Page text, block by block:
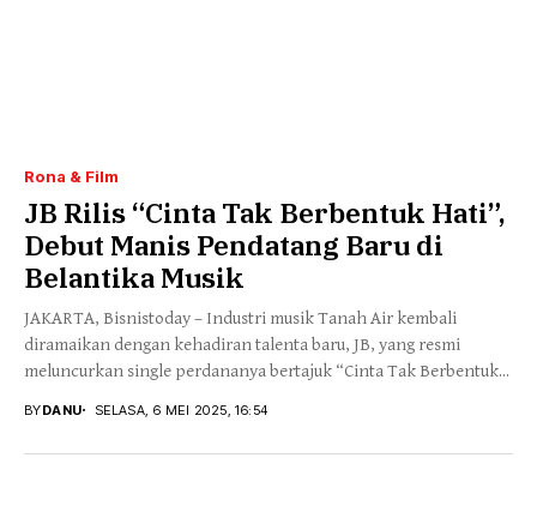
Rona & Film
JB Rilis “Cinta Tak Berbentuk Hati”,
Debut Manis Pendatang Baru di
Belantika Musik
JAKARTA, Bisnistoday – Industri musik Tanah Air kembali
diramaikan dengan kehadiran talenta baru, JB, yang resmi
meluncurkan single perdananya bertajuk “Cinta Tak Berbentuk...
BYDANU SELASA, 6 MEI 2025, 16:54